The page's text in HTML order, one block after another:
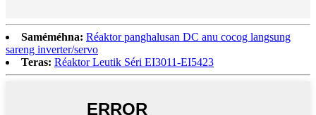
Saméméhna: Réaktor panghalusan DC anu cocog langsung
sareng inverter/servo
Teras: Réaktor Leutik Séri EI3011-EI5423